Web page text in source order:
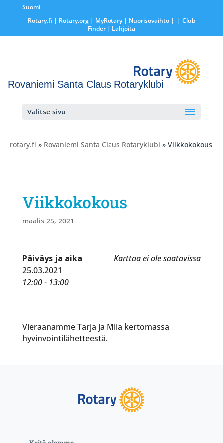
Suomi
Rotary.fi | Rotary.org| MyRotary | Nuorisovaihto|
| Club
Finder| Lahjoita
Rovaniemi Santa Claus Rotaryklubi
Valitse sivu
rotary.fi » Rovaniemi Santa Claus Rotaryklubi » Viikkokokous
Viikkokokous
maalis 25, 2021
Karttaa ei ole saatavissa
Päiväys ja aika
25.03.2021
12:00 - 13:00
Vieraanamme Tarja ja Miia kertomassa
hyvinvointilähetteestä.